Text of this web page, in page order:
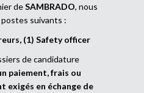
deSAMBRADO, nous
suivants :
(1) Safety officer
de candidature
paiement, frais ou
exigés en échange de